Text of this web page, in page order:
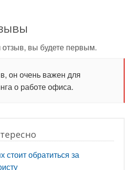
вы будете первым.
он очень важен для
о работе офиса.
стоит обратиться за